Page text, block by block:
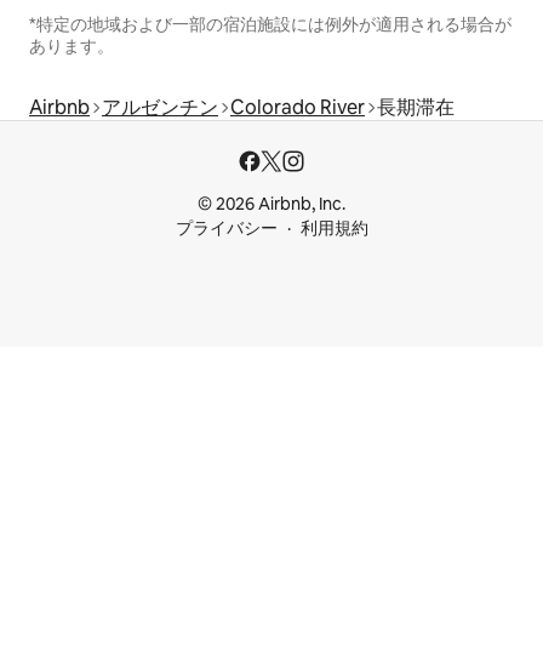
*特定の地域および一部の宿泊施設には例外が適用される場合が
あります。
Airbnb アルゼンチン Colorado River 長期滞在
© 2026 Airbnb, Inc.
プライバシー
利用規約